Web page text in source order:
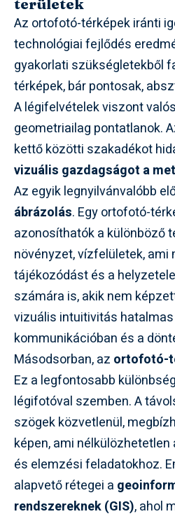
területek
Az ortofotó-térképek iránti
technológiai fejlődés
gyakorlati szükségletekből
térképek, bár pontosak,
A légifelvételek viszont
geometriailag pontatlanok.
kettő közötti szakadékot
vizuális gazdagságot a
Az egyik legnyilvánvalóbb
ábrázolás. Egy ortofotó-
azonosíthatók a különböző
növényzet, vízfelületek, ami
tájékozódást és a
számára is, akik nem
vizuális intuitivitás
kommunikációban és a
Másodsorban, az ortofotó-
Ez a legfontosabb
légifotóval szemben. A
szögek közvetlenül,
képen, ami
és elemzési feladatokhoz.
alapvető rétegei a
rendszereknek (GIS), ahol